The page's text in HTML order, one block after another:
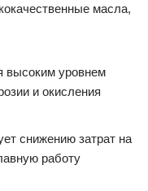
масла,
высоким уровнем
и окисления
снижению затрат на
работу